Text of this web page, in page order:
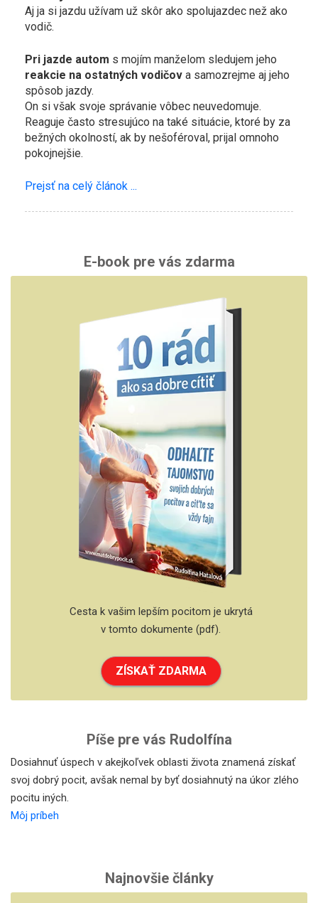
Aj ja si jazdu užívam už skôr ako spolujazdec než ako
vodič.
Pri jazde autom s mojím manželom sledujem jeho
reakcie na ostatných vodičov a samozrejme aj jeho
spôsob jazdy.
On si však svoje správanie vôbec neuvedomuje.
Reaguje často stresujúco na také situácie, ktoré by za
bežných okolností, ak by nešoféroval, prijal omnoho
pokojnejšie.
Prejsť na celý článok ...
E-book pre vás zdarma
Cesta k vašim lepším pocitom je ukrytá
v tomto dokumente (pdf).
ZÍSKAŤ ZDARMA
Píše pre vás Rudolfína
Dosiahnuť úspech v akejkoľvek oblasti života znamená získať
svoj dobrý pocit, avšak nemal by byť dosiahnutý na úkor zlého
pocitu iných.
Môj príbeh
Najnovšie články